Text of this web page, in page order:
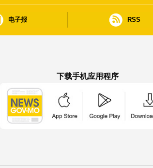
电子报 RSS
下载手机应用程序